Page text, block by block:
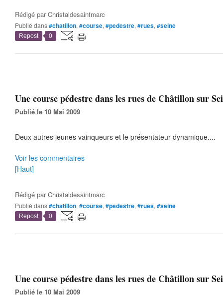
Rédigé parChristaldesaintmarc
Publié dans#chatillon, #course, #pedestre, #rues, #seine
Repost 0
Une course pédestre dans les rues de Châtillon sur
Publié le 10 Mai 2009
Deux autres jeunes vainqueurs et le présentateur dynamique....
Voir les commentaires
[Haut]
Rédigé parChristaldesaintmarc
Publié dans#chatillon, #course, #pedestre, #rues, #seine
Repost 0
Une course pédestre dans les rues de Châtillon sur
Publié le 10 Mai 2009